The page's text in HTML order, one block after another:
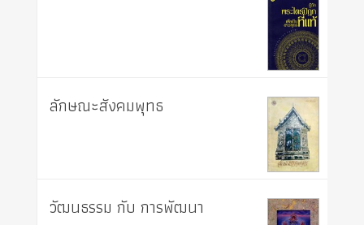
ลักษณะสังคมพุทธ
วัฒนธรรม กับ การพัฒนา